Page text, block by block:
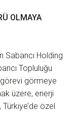
OLMAYA
Sabancı Holding
Topluluğu
görmeye
üzere, enerji
özel